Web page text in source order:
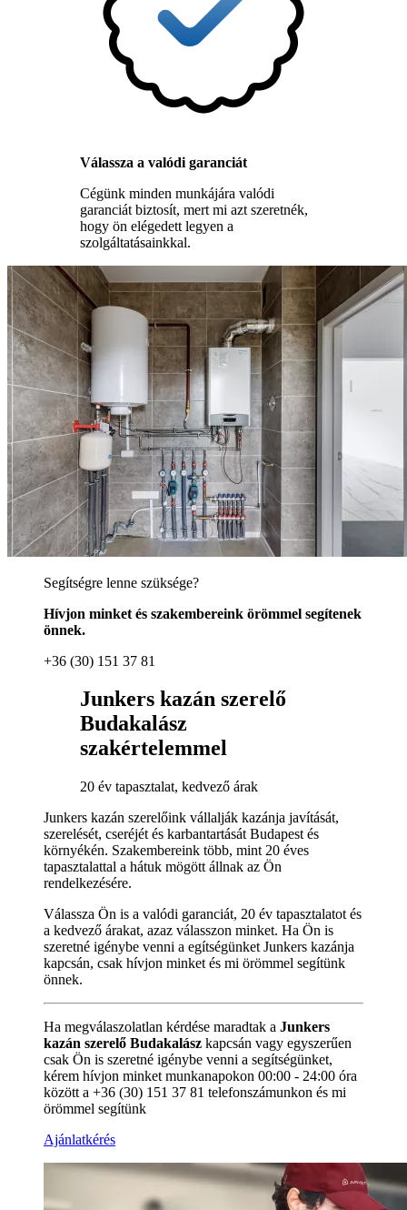
Válassza a valódi garanciát
Cégünk minden munkájára valódi
garanciát biztosít, mert mi azt szeretnék,
hogy ön elégedett legyen a
szolgáltatásainkkal.
Segítségre lenne szüksége?
Hívjon minket és szakembereink örömmel segítenek
önnek.
+36 (30) 151 37 81
Junkers kazán szerelő
Budakalász
szakértelemmel
20 év tapasztalat, kedvező árak
Junkers kazán szerelőink vállalják kazánja javítását,
szerelését, cseréjét és karbantartását Budapest és
környékén. Szakembereink több, mint 20 éves
tapasztalattal a hátuk mögött állnak az Ön
rendelkezésére.
Válassza Ön is a valódi garanciát, 20 év tapasztalatot és
a kedvező árakat, azaz válasszon minket. Ha Ön is
szeretné igénybe venni a egítségünket Junkers kazánja
kapcsán, csak hívjon minket és mi örömmel segítünk
önnek.
Ha megválaszolatlan kérdése maradtak a Junkers
kazán szerelő Budakalász kapcsán vagy egyszerűen
csak Ön is szeretné igénybe venni a segítségünket,
kérem hívjon minket munkanapokon 00:00 - 24:00 óra
között a +36 (30) 151 37 81 telefonszámunkon és mi
örömmel segítünk
Ajánlatkérés